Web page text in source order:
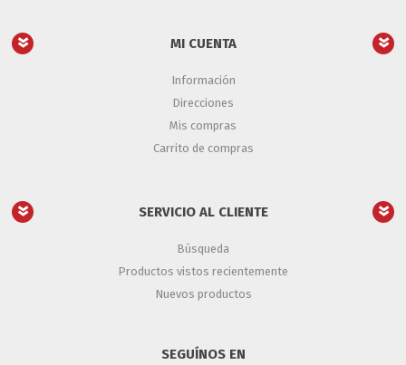
MI CUENTA
Información
Direcciones
Mis compras
Carrito de compras
SERVICIO AL CLIENTE
Búsqueda
Productos vistos recientemente
Nuevos productos
SEGUÍNOS EN